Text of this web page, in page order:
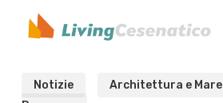
Notizie Architettura e Mare